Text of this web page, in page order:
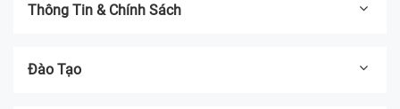
Thông Tin & Chính Sách
Đào Tạo